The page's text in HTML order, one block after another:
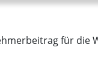
für die